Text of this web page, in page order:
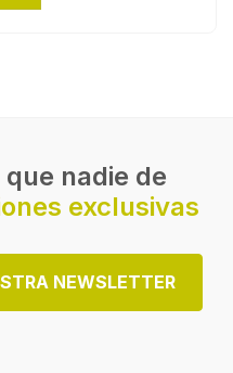
nadie de
exclusivas
NEWSLETTER